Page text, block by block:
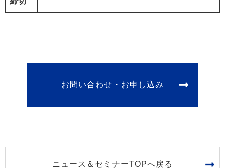
お問い合わせ・お申し込み
ニュース＆セミナーTOPへ戻る